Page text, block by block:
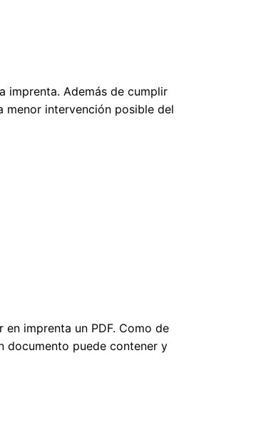
imprenta. Además de cumplir
menor intervención posible del
imprenta un PDF. Como de
documento puede contener y